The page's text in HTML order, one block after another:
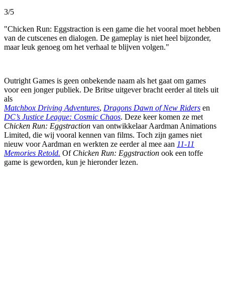
3/5
"Chicken Run: Eggstraction is een game die het vooral moet hebben
van de cutscenes en dialogen. De gameplay is niet heel bijzonder,
maar leuk genoeg om het verhaal te blijven volgen."
Outright Games is geen onbekende naam als het gaat om games
voor een jonger publiek. De Britse uitgever bracht eerder al titels uit
als
Matchbox Driving Adventures, Dragons Dawn of New Riders en
DC’s Justice League: Cosmic Chaos. Deze keer komen ze met
Chicken Run: Eggstraction van ontwikkelaar Aardman Animations
Limited, die wij vooral kennen van films. Toch zijn games niet
nieuw voor Aardman en werkten ze eerder al mee aan 11-11
Memories Retold. Of Chicken Run: Eggstraction ook een toffe
game is geworden, kun je hieronder lezen.